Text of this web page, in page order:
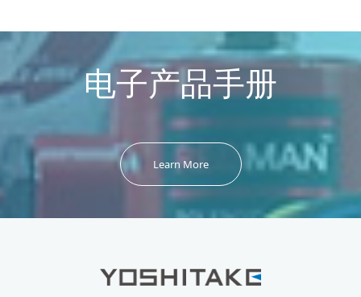
电子产品手册
Learn More